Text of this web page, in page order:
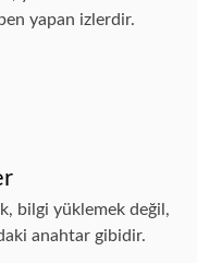
yapan izlerdir.
bilgi yüklemek değil,
anahtar gibidir.